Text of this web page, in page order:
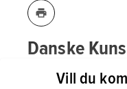
Danske
[dæʹnskə
Vill du